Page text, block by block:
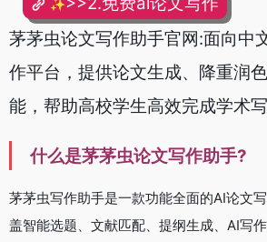
✨
茅茅虫论文写作助手官网:面向中
作平台，提供论文生成、降重润
能，帮助高校学生高效完成学术写
什么是茅茅虫论文写作助手?
茅茅虫写作助手是一款功能全面的AI论文
盖智能选题、文献匹配、提纲生成、AI写